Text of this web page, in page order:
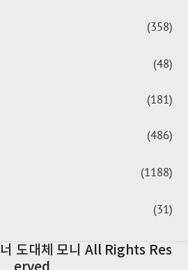
(358)
(48)
(181)
(486)
(1188)
(31)
도대체 모니 All Rights Res